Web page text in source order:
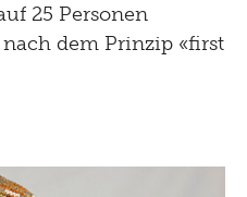
25 Personen
dem Prinzip «first